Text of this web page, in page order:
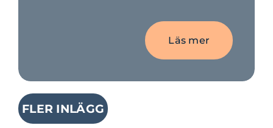
Läs mer
FLER INLÄGG